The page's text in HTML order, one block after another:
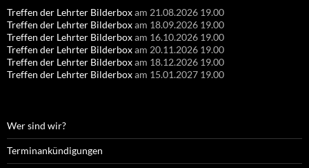
Treffen der Lehrter Bilderboxam 21.08.2026 19.00
Treffen der Lehrter Bilderboxam 18.09.2026 19.00
Treffen der Lehrter Bilderboxam 16.10.2026 19.00
Treffen der Lehrter Bilderboxam 20.11.2026 19.00
Treffen der Lehrter Bilderboxam 18.12.2026 19.00
Treffen der Lehrter Bilderboxam 15.01.2027 19.00
Wer sind wir?
Terminankündigungen